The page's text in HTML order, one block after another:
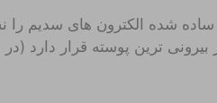
ساده شده الکترون های سدیم
ترین پوسته قرار دارد